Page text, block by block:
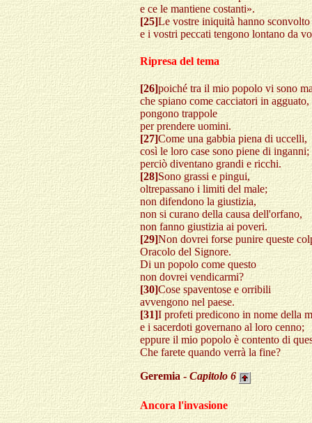
e ce le mantiene costanti».
[25]Le vostre iniquità hanno sconvolto
e i vostri peccati tengono lontano da
Ripresa del tema
[26]poiché tra il mio popolo vi sono
che spiano come cacciatori in agguato,
pongono trappole
per prendere uomini.
[27]Come una gabbia piena di uccelli,
così le loro case sono piene di inganni;
perciò diventano grandi e ricchi.
[28]Sono grassi e pingui,
oltrepassano i limiti del male;
non difendono la giustizia,
non si curano della causa dell'orfano,
non fanno giustizia ai poveri.
[29]Non dovrei forse punire queste
Oracolo del Signore.
Di un popolo come questo
non dovrei vendicarmi?
[30]Cose spaventose e orribili
avvengono nel paese.
[31]I profeti predicono in nome della
e i sacerdoti governano al loro cenno;
eppure il mio popolo è contento di
Che farete quando verrà la fine?
Geremia - Capitolo6
Ancora l'invasione